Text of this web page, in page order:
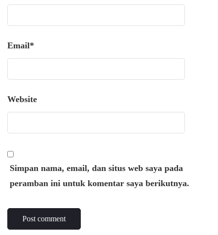
Email*
Website
Simpan nama, email, dan situs web saya pada
peramban ini untuk komentar saya berikutnya.